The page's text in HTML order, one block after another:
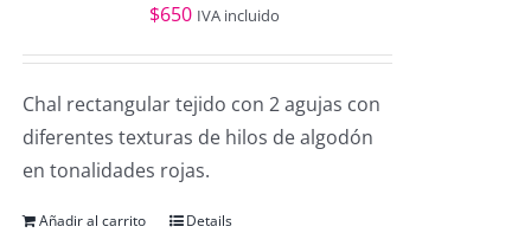
$650 IVA incluido
Chal rectangular tejido con 2 agujas con
diferentes texturas de hilos de algodón
en tonalidades rojas.
Añadir al carrito Details